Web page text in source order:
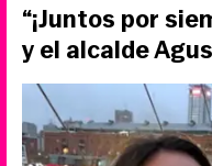
“¡Juntos por
y el alcalde